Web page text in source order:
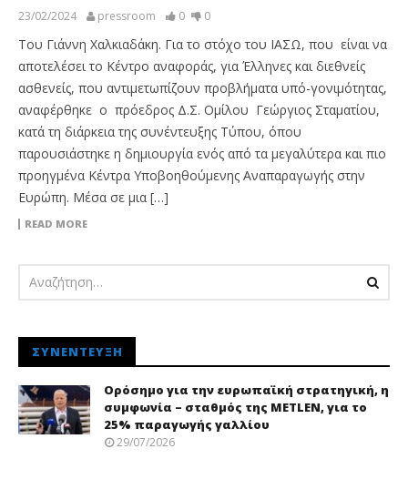
23/02/2024 pressroom 0 0
Του Γιάννη Χαλκιαδάκη. Για το στόχο του ΙΑΣΩ, που είναι να
αποτελέσει το Κέντρο αναφοράς, για Έλληνες και διεθνείς
ασθενείς, που αντιμετωπίζουν προβλήματα υπό-γονιμότητας,
αναφέρθηκε ο πρόεδρος Δ.Σ. Ομίλου Γεώργιος Σταματίου,
κατά τη διάρκεια της συνέντευξης Τύπου, όπου
παρουσιάστηκε η δημιουργία ενός από τα μεγαλύτερα και πιο
προηγμένα Κέντρα Υποβοηθούμενης Αναπαραγωγής στην
Ευρώπη. Μέσα σε μια […]
READ MORE
ΣΥΝΈΝΤΕΥΞΗ
Ορόσημο για την ευρωπαϊκή στρατηγική, η
συμφωνία – σταθμός της METLEN, για το
25% παραγωγής γαλλίου
29/07/2026